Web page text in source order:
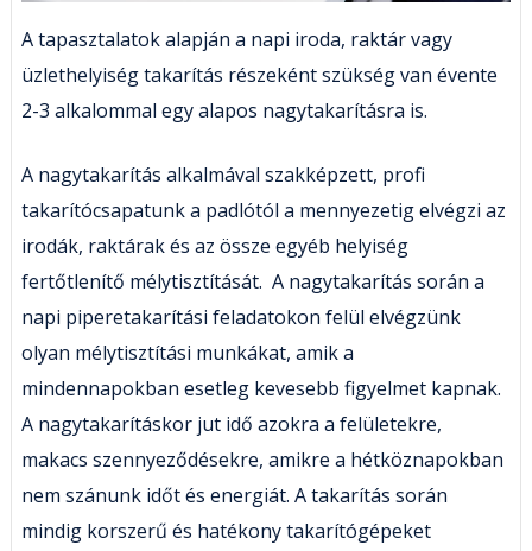
A tapasztalatok alapján a napi iroda, raktár vagy
üzlethelyiség takarítás részeként szükség van évente
2-3 alkalommal egy alapos nagytakarításra is.
A nagytakarítás alkalmával szakképzett, profi
takarítócsapatunk a padlótól a mennyezetig elvégzi az
irodák, raktárak és az össze egyéb helyiség
fertőtlenítő mélytisztítását. A nagytakarítás során a
napi piperetakarítási feladatokon felül elvégzünk
olyan mélytisztítási munkákat, amik a
mindennapokban esetleg kevesebb figyelmet kapnak.
A nagytakarításkor jut idő azokra a felületekre,
makacs szennyeződésekre, amikre a hétköznapokban
nem szánunk időt és energiát. A takarítás során
mindig korszerű és hatékony takarítógépeket